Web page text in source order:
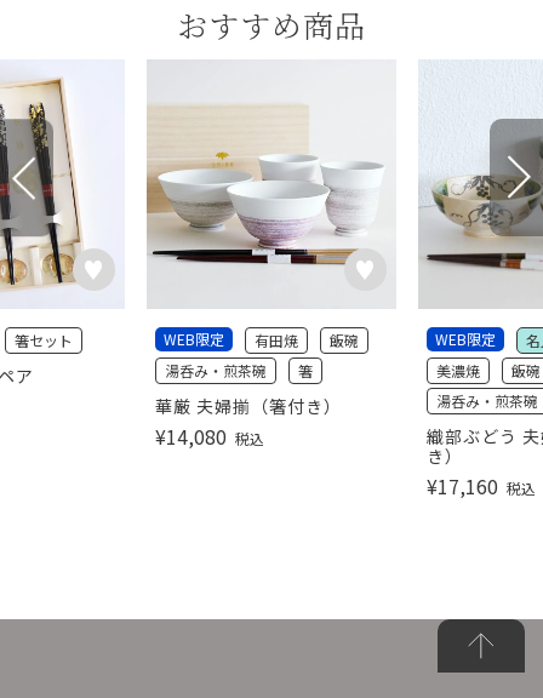
おすすめ商品
ア
箸セット
華厳 夫婦揃（箸付き）
WEB限定 有田焼
飯碗
湯呑み・煎茶碗
箸
¥14,080 税込
織部ぶどう
き）
WEB限定
美濃焼
飯碗
湯呑み・煎茶碗
¥17,160 税込